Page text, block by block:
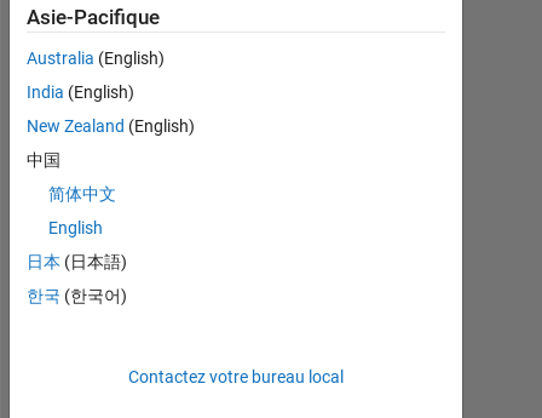
0
RANG
114
025
Asie-Pacifique
Australia (English)
India (English)
New Zealand (English)
中国
简体中文
English
日本 (日本語)
한국 (한국어)
Contactez votre bureau local